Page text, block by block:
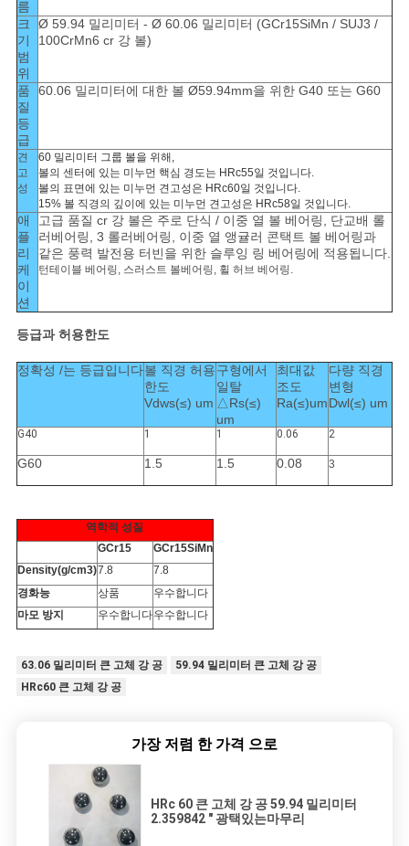
름
크
기
범
위
Ø 59.94 밀리미터 - Ø 60.06 밀리미터 (GCr15SiMn / SUJ3 /
100CrMn6 cr 강 볼)
품
질
등
급
60.06 밀리미터에 대한 볼 Ø59.94mm을 위한 G40 또는 G60
견
고
성
60 밀리미터 그룹 볼을 위해,
볼의 센터에 있는 미누먼 핵심 경도는 HRc55일 것입니다.
볼의 표면에 있는 미누먼 견고성은 HRc60일 것입니다.
15% 볼 직경의 깊이에 있는 미누먼 견고성은 HRc58일 것입니다.
애
플
리
케
이
션
고급 품질 cr 강 볼은 주로 단식 / 이중 열 볼 베어링, 단교배 롤
러베어링, 3 롤러베어링, 이중 열 앵귤러 콘택트 볼 베어링과
같은 풍력 발전용 터빈을 위한 슬루잉 링 베어링에 적용됩니다.
턴테이블 베어링, 스러스트 볼베어링, 휠 허브 베어링.
등급과 허용한도
정확성 /는 등급입니다볼 직경 허용
한도
Vdws(≤) um
구형에서
일탈
△Rs(≤)
um
최대값
조도
Ra(≤)um
다량 직경
변형
Dwl(≤) um
G40 1 1 0.06 2
G60 1.5 1.5 0.08 3
역학적 성질
GCr15
GCr15SiMn
Density(g/cm3)7.8
7.8
경화능
상품
우수합니다
마모 방지
우수합니다우수합니다
63.06 밀리미터 큰 고체 강 공
59.94 밀리미터 큰 고체 강 공
HRc60 큰 고체 강 공
가장 저렴 한 가격 으로
HRc 60 큰 고체 강 공 59.94 밀리미터
2.359842 " 광택있는마무리